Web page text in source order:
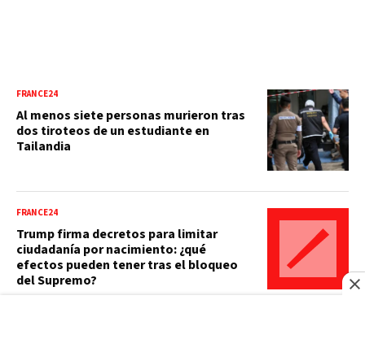
FRANCE24
Al menos siete personas murieron tras
dos tiroteos de un estudiante en
Tailandia
FRANCE24
Trump firma decretos para limitar
ciudadanía por nacimiento: ¿qué
efectos pueden tener tras el bloqueo
del Supremo?